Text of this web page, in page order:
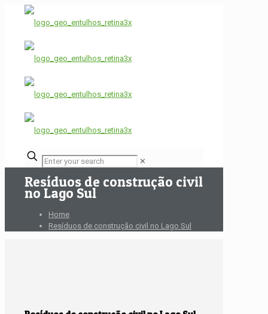
✕
Resíduos de construção civil
no Lago Sul
Home
Resíduos de construção civil no Lago Sul